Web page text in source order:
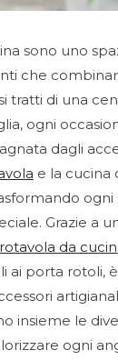
sono uno
che
tratti di una
ogni
dagli
e la cucina
ogni
Grazie a
da
ai porta rotoli,
insieme le
ogni